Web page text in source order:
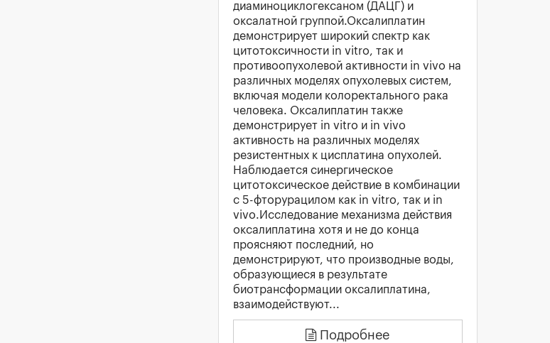
диаминоциклогексаном (ДАЦГ) и
оксалатной группой.Оксалиплатин
демонстрирует широкий спектр как
цитотоксичности in vitro, так и
противоопухолевой активности in vivo на
различных моделях опухолевых систем,
включая модели колоректального рака
человека. Оксалиплатин также
демонстрирует in vitro и in vivo
активность на различных моделях
резистентных к цисплатина опухолей.
Наблюдается синергическое
цитотоксическое действие в комбинации
с 5-фторурацилом как in vitro, так и in
vivo.Исследование механизма действия
оксалиплатина хотя и не до конца
проясняют последний, но
демонстрируют, что производные воды,
образующиеся в результате
биотрансформации оксалиплатина,
взаимодействуют...
Подробнее